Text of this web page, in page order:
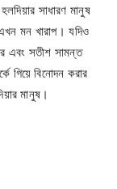
সাধারণ মানুষ
মন খারাপ। যদিও
এবং সতীশ সামন্ত
গিয়ে বিনোদন করার
মানুষ।